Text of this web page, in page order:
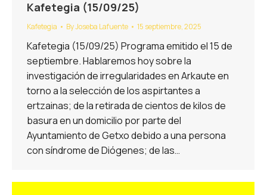
Kafetegia (15/09/25)
Kafetegia ByJoseba Lafuente 15 septiembre, 2025
Kafetegia (15/09/25) Programa emitido el 15 de
septiembre. Hablaremos hoy sobre la
investigación de irregularidades en Arkaute en
torno a la selección de los aspirtantes a
ertzainas; de la retirada de cientos de kilos de
basura en un domicilio por parte del
Ayuntamiento de Getxo debido a una persona
con síndrome de Diógenes; de las…